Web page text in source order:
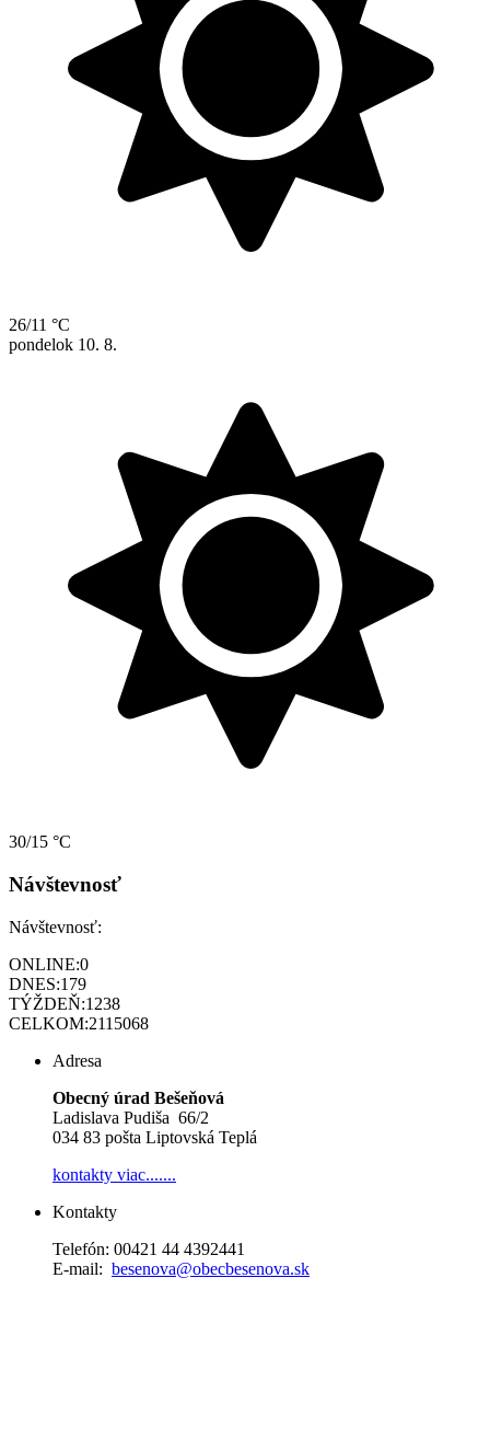
26/11 °C
pondelok 10. 8.
30/15 °C
Návštevnosť
Návštevnosť:
ONLINE:0
DNES:179
TÝŽDEŇ:1238
CELKOM:2115068
Adresa
Obecný úrad Bešeňová
Ladislava Pudiša 66/2
034 83 pošta Liptovská Teplá
kontakty viac.......
Kontakty
Telefón: 00421 44 4392441
E-mail: besenova@obecbesenova.sk